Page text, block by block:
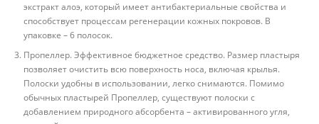
экстракт алоэ, который имеет антибактериальные свойства и
способствует процессам регенерации кожных покровов. В
упаковке – 6 полосок.
Пропеллер. Эффективное бюджетное средство. Размер пластыря
позволяет очистить всю поверхность носа, включая крылья.
Полоски удобны в использовании, легко снимаются. Помимо
обычных пластырей Пропеллер, существуют полоски с
добавлением природного абсорбента – активированного угля,